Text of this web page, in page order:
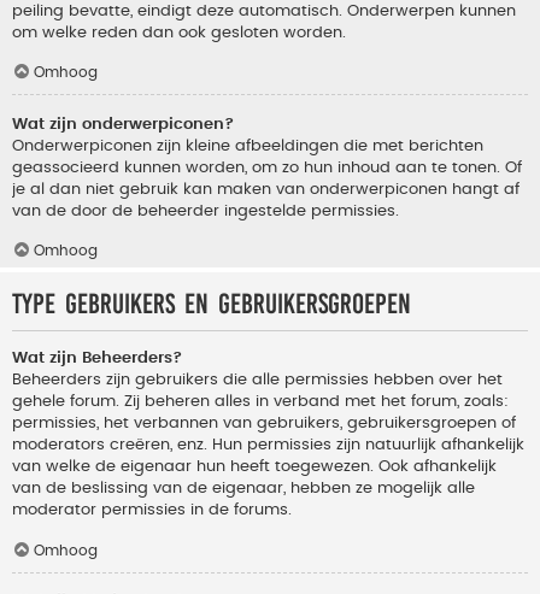
peiling bevatte, eindigt deze automatisch. Onderwerpen kunnen
om welke reden dan ook gesloten worden.
Omhoog
Wat zijn onderwerpiconen?
Onderwerpiconen zijn kleine afbeeldingen die met berichten
geassocieerd kunnen worden, om zo hun inhoud aan te tonen. Of
je al dan niet gebruik kan maken van onderwerpiconen hangt af
van de door de beheerder ingestelde permissies.
Omhoog
Type gebruikers en gebruikersgroepen
Wat zijn Beheerders?
Beheerders zijn gebruikers die alle permissies hebben over het
gehele forum. Zij beheren alles in verband met het forum, zoals:
permissies, het verbannen van gebruikers, gebruikersgroepen of
moderators creëren, enz. Hun permissies zijn natuurlijk afhankelijk
van welke de eigenaar hun heeft toegewezen. Ook afhankelijk
van de beslissing van de eigenaar, hebben ze mogelijk alle
moderator permissies in de forums.
Omhoog